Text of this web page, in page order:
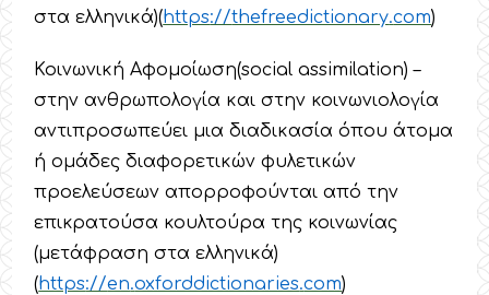
στα ελληνικά)(https://thefreedictionary.com)
Κοινωνική Αφομοίωση(social assimilation) –
στην ανθρωπολογία και στην κοινωνιολογία
αντιπροσωπεύει μια διαδικασία όπου άτομα
ή ομάδες διαφορετικών φυλετικών
προελεύσεων απορροφούνται από την
επικρατούσα κουλτούρα της κοινωνίας
(μετάφραση στα ελληνικά)
(https://en.oxforddictionaries.com)